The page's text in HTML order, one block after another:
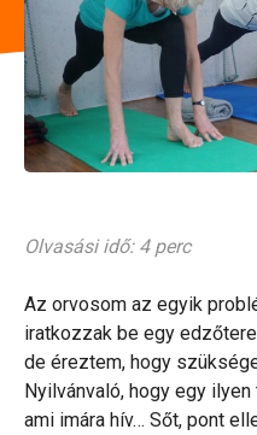
Olvasási idő: 4 perc
Az orvosom az egyik
iratkozzak be egy
de éreztem, hogy
Nyilvánvaló, hogy egy
ami imára hív… Sőt, pont